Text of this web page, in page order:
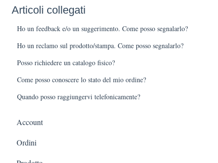
Articoli collegati
Ho un feedback e/o un suggerimento. Come posso segnalarlo?
Ho un reclamo sul prodotto/stampa. Come posso segnalarlo?
Posso richiedere un catalogo fisico?
Come posso conoscere lo stato del mio ordine?
Quando posso raggiungervi telefonicamente?
Account
Ordini